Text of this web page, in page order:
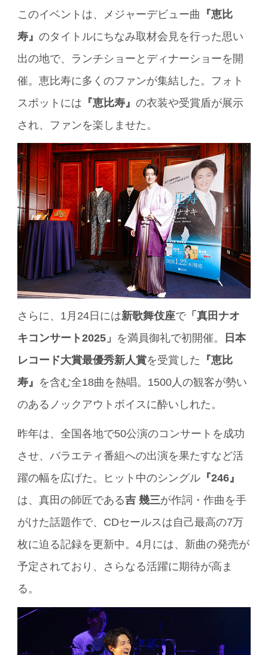
このイベントは、メジャーデビュー曲
『恵比
寿』のタイトルにちなみ取材会見を行った思い
出の地で、ランチショーとディナーショーを開
催。恵比寿に多くのファンが集結した。フォト
スポットには 『恵比寿』の衣装や受賞盾が展示
され、ファンを楽しませた。
さらに、1月24日には新歌舞伎座で「真田ナオ
キコンサート2025」 を満員御礼で初開催。
日本
レコード大賞最優秀新人賞を受賞した
『恵比
寿』 を含む全18曲を熱唱。1500人の観客が勢い
のあるノックアウトボイスに酔いしれた。
昨年は、全国各地で50公演のコンサートを成功
させ、バラエティ番組への出演を果たすなど活
躍の幅を広げた。ヒット中のシングル 『246』
は、真田の師匠である吉 幾三が作詞・作曲を手
がけた話題作で、CDセールスは自己最高の7万
枚に迫る記録を更新中。4月には、新曲の発売が
予定されており、さらなる活躍に期待が高ま
る。